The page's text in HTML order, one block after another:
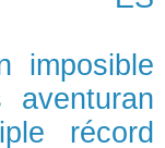
imposible
récord